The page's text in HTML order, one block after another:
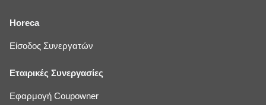
Horeca
Είσοδος Συνεργατών
Εταιρικές Συνεργασίες
Εφαρμογή Coupowner